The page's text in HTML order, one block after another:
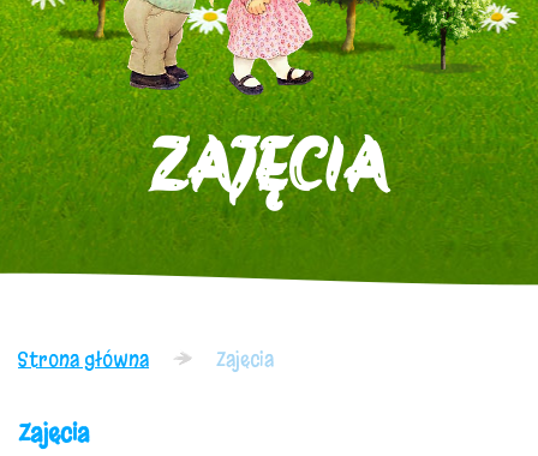
ZAJĘCIA
Strona główna Zajęcia
Zajęcia